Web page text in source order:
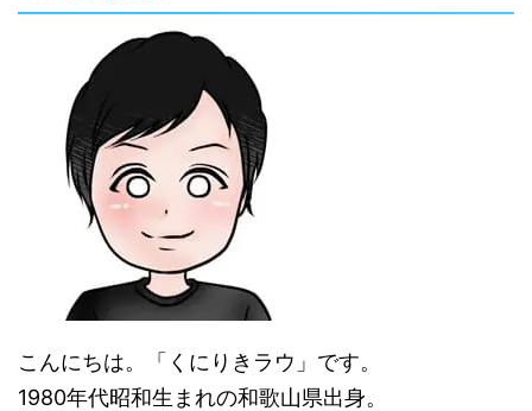
こんにちは。「くにりきラウ」です。
1980年代昭和生まれの和歌山県出身。